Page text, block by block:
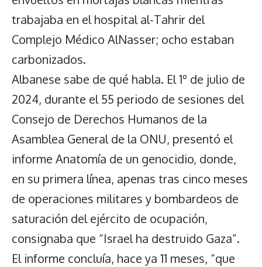
trabajaba en el hospital al-Tahrir del
Complejo Médico AlNasser; ocho estaban
carbonizados.
Albanese sabe de qué habla. El 1º de julio de
2024, durante el 55 periodo de sesiones del
Consejo de Derechos Humanos de la
Asamblea General de la ONU, presentó el
informe Anatomía de un genocidio, donde,
en su primera línea, apenas tras cinco meses
de operaciones militares y bombardeos de
saturación del ejército de ocupación,
consignaba que “Israel ha destruido Gaza”.
El informe concluía, hace ya 11 meses, “que